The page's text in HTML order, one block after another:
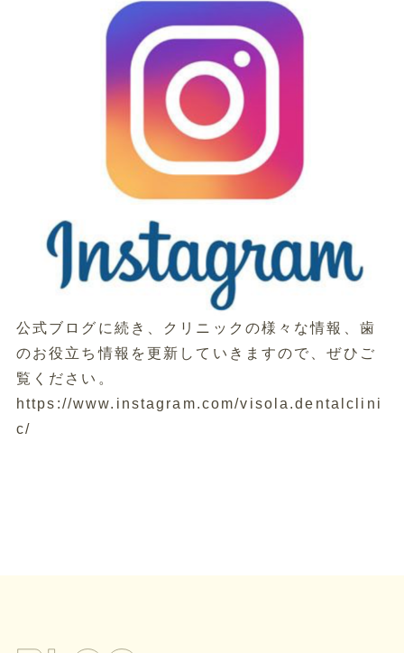
公式ブログに続き、クリニックの様々な情報、歯
のお役立ち情報を更新していきますので、ぜひご
覧ください。
https://www.instagram.com/visola.dentalclini
c/